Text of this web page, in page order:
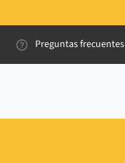
Preguntas frecuentes